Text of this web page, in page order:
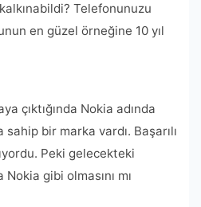
Telefonunuzu
en güzel örneğine 10 yıl
çıktığında Nokia adında
sahip bir marka vardı. Başarılı
Peki gelecekteki
gibi olmasını mı